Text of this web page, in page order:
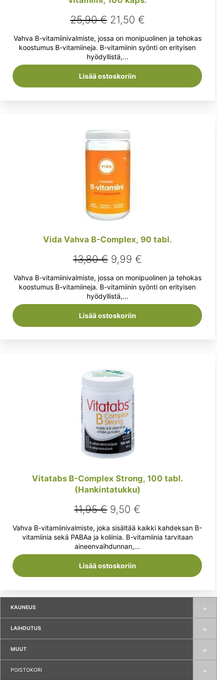
KAUNEUS
LAIHDUTUS
MUUT
POISTOKORI
25,90€ Alkuperäinen
oli:
25,90 €.
21,50 €Nykyinen
hinta
on:
21,50 €.
Vahva B-vitamiinivalmiste, jossa on monipuolinen ja tehokas
koostumus B-vitamiineja. B-vitamiinin syönti on erityisen
hyödyllistä,...
Lisää ostoskoriin
Vida Vahva B-Complex, 90 tabl.
13,80€ Alkuperäinen
oli:
13,80 €.
9,99 €Nykyinen
hinta
on:
Vahva B-vitamiinivalmiste, jossa on monipuolinen ja tehokas
koostumus B-vitamiineja. B-vitamiinin syönti on erityisen
hyödyllistä,...
Lisää ostoskoriin
Vitatabs B-Complex Strong, 100 tabl.
(Hankintatukku)
11,95€ Alkuperäinen
hinta
oli:
11,95 €.
9,50€
hinta
on:
9,50 €.
Vahva B-vitamiinivalmiste, joka sisältää kaikki kahdeksan B-
vitamiinia sekä PABAa ja koliinia. B-vitamiinia tarvitaan
aineenvaihdunnan,...
Lisää ostoskoriin